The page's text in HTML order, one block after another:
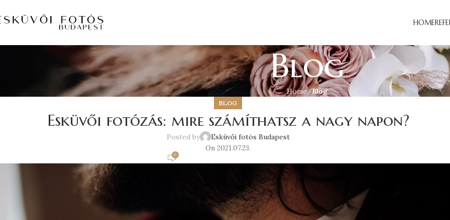
HOME
Blog
Home Blog
BLOG
Esküvői fotózás: mire számíthatsz a nagy napon?
Posted by
Esküvői fotós Budapest
On 2021.07.23.
0